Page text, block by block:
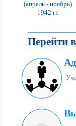
(апрель - ноябрь)
1942 гг.
Перейти